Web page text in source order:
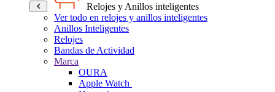
Relojes y Anillos inteligentes
Ver todo en relojes y anillos inteligentes
Anillos Inteligentes
Relojes
Bandas de Actividad
Marca
OURA
Apple Watch